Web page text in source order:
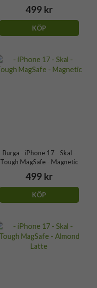
499 kr
KÖP
Burga - iPhone 17 - Skal -
Tough MagSafe - Magnetic
499 kr
KÖP